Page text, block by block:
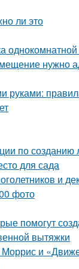
ли это
нужно
руками:
по созданию
для сада
и
фото
помогут
вытяжки
и